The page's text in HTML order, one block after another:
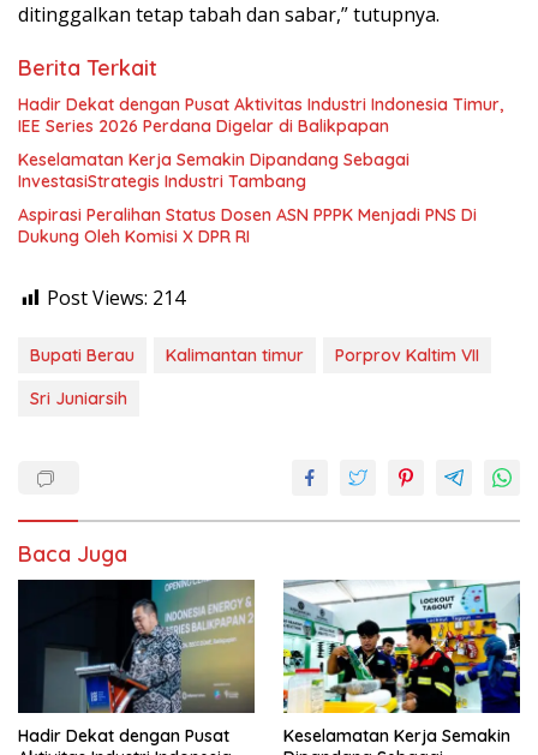
ditinggalkan tetap tabah dan sabar,” tutupnya.
Berita Terkait
Hadir Dekat dengan Pusat Aktivitas Industri Indonesia Timur,
IEE Series 2026 Perdana Digelar di Balikpapan
Keselamatan Kerja Semakin Dipandang Sebagai
InvestasiStrategis Industri Tambang
Aspirasi Peralihan Status Dosen ASN PPPK Menjadi PNS Di
Dukung Oleh Komisi X DPR RI
Post Views: 214
Bupati Berau Kalimantan timur
Porprov Kaltim VII
Sri Juniarsih
Baca Juga
Hadir Dekat dengan Pusat
Keselamatan Kerja Semakin